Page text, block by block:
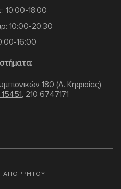
10:00-18:00
10:00-20:30
16:00
180 (Λ. Κηφισίας),
, 210 6747171
ΑΠΟΡΡΗΤΟΥ